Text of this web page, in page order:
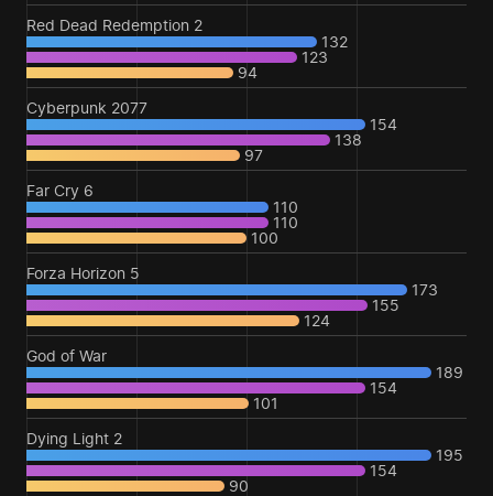
Red Dead Redemption 2
132
123
94
Cyberpunk 2077
154
138
97
Far Cry 6
110
110
100
Forza Horizon 5
173
155
124
God of War
189
154
101
Dying Light 2
195
154
90